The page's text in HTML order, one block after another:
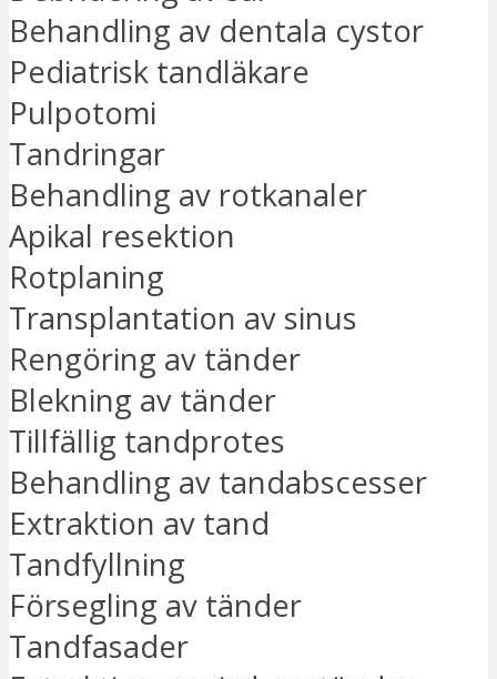
Behandling av dentala cystor
Pediatrisk tandläkare
Pulpotomi
Tandringar
Behandling av rotkanaler
Apikal resektion
Rotplaning
Transplantation av sinus
Rengöring av tänder
Blekning av tänder
Tillfällig tandprotes
Behandling av tandabscesser
Extraktion av tand
Tandfyllning
Försegling av tänder
Tandfasader